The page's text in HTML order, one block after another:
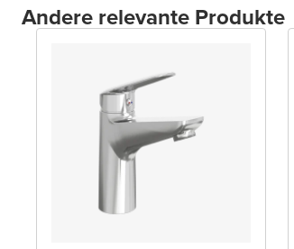
Andere relevante Produkte